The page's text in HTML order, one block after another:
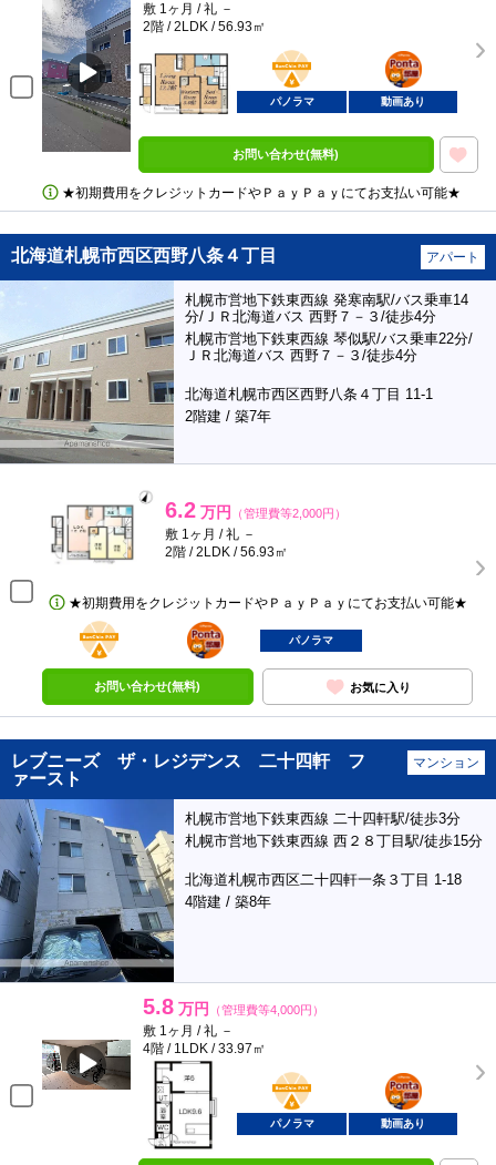
敷 1ヶ月 / 礼 －
2階 / 2LDK / 56.93㎡
BunChinPAY
ポンタ
部屋
パノラマ 動画あり
お問い合わせ(無料)
★初期費用をクレジットカードやＰａｙＰａｙにてお支払い可能★
北海道札幌市西区西野八条４丁目 アパート
札幌市営地下鉄東西線 発寒南駅/バス乗車14
分/ＪＲ北海道バス 西野７－３/徒歩4分
札幌市営地下鉄東西線 琴似駅/バス乗車22分/
ＪＲ北海道バス 西野７－３/徒歩4分
北海道札幌市西区西野八条４丁目 11-1
2階建 / 築7年
6.2 万円 （管理費等2,000円）
敷 1ヶ月 / 礼 －
2階 / 2LDK / 56.93㎡
★初期費用をクレジットカードやＰａｙＰａｙにてお支払い可能★
BunChinPAY
ポンタ
部屋
パノラマ
お問い合わせ(無料) お気に入り
レブニーズ ザ・レジデンス 二十四軒 フ
ァースト
マンション
札幌市営地下鉄東西線 二十四軒駅/徒歩3分
札幌市営地下鉄東西線 西２８丁目駅/徒歩15分
北海道札幌市西区二十四軒一条３丁目 1-18
4階建 / 築8年
5.8 万円 （管理費等4,000円）
敷 1ヶ月 / 礼 －
4階 / 1LDK / 33.97㎡
BunChinPAY
ポンタ
部屋
パノラマ 動画あり